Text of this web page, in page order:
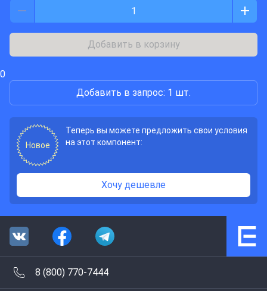
Добавить в корзину
0
Добавить в запрос: 1 шт.
Новое
Теперь вы можете предложить свои условия
на этот компонент:
Хочу дешевле
8 (800) 770-7444